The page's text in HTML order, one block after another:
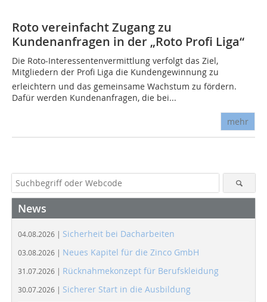
Roto vereinfacht Zugang zu
Kundenanfragen in der „Roto Profi Liga“
Die Roto-Interessentenvermittlung verfolgt das Ziel,
Mitgliedern der Profi Liga die Kundengewinnung zu
erleichtern und das gemeinsame Wachstum zu fördern.
Dafür werden Kundenanfragen, die bei...
mehr
News
04.08.2026 | Sicherheit bei Dacharbeiten
03.08.2026 | Neues Kapitel für die Zinco GmbH
31.07.2026 | Rücknahmekonzept für Berufskleidung
30.07.2026 | Sicherer Start in die Ausbildung